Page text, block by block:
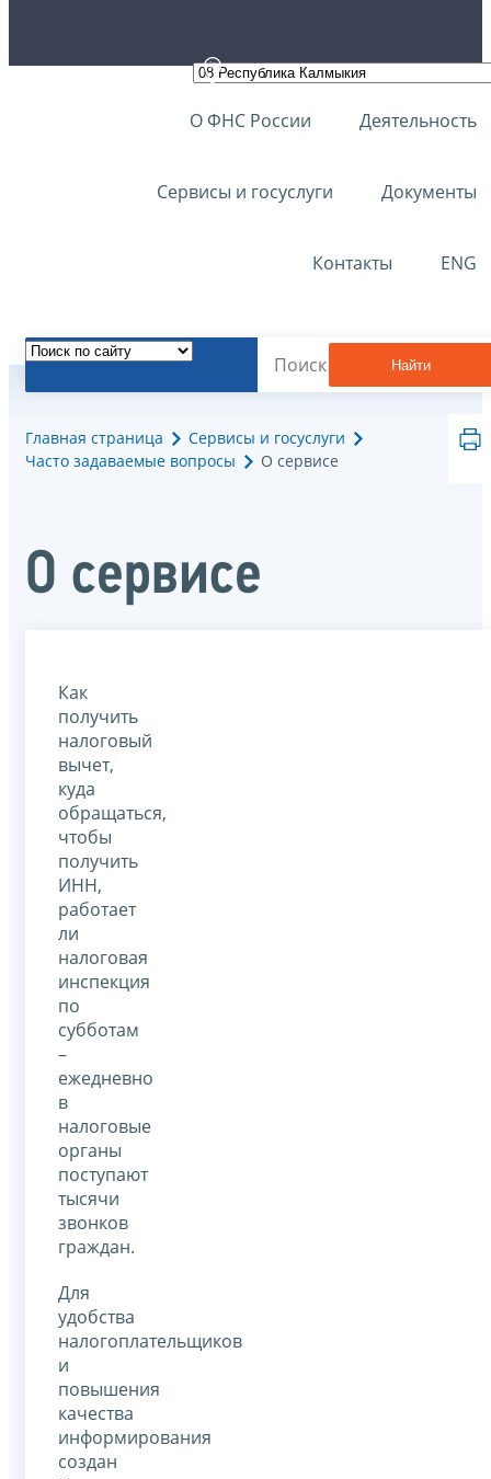
О ФНС России Деятельность
Сервисы и госуслуги Документы
Контакты ENG
Найти
Главная страница
Сервисы и госуслуги
Часто задаваемые вопросы
О сервисе
О сервисе
Как
получить
налоговый
вычет,
куда
обращаться,
чтобы
получить
ИНН,
работает
ли
налоговая
инспекция
по
субботам
–
ежедневно
в
налоговые
органы
поступают
тысячи
звонков
граждан.
Для
удобства
налогоплательщиков
и
повышения
качества
информирования
создан